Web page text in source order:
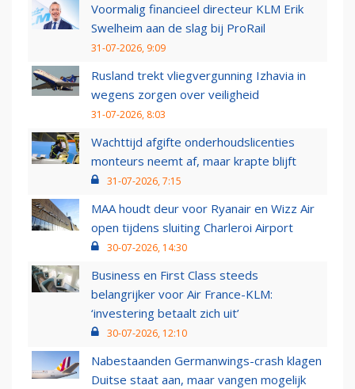
Voormalig financieel directeur KLM Erik
Swelheim aan de slag bij ProRail
31-07-2026, 9:09
Rusland trekt vliegvergunning Izhavia in
wegens zorgen over veiligheid
31-07-2026, 8:03
Wachttijd afgifte onderhoudslicenties
monteurs neemt af, maar krapte blijft
31-07-2026, 7:15
MAA houdt deur voor Ryanair en Wizz Air
open tijdens sluiting Charleroi Airport
30-07-2026, 14:30
Business en First Class steeds
belangrijker voor Air France-KLM:
‘investering betaalt zich uit’
30-07-2026, 12:10
Nabestaanden Germanwings-crash klagen
Duitse staat aan, maar vangen mogelijk